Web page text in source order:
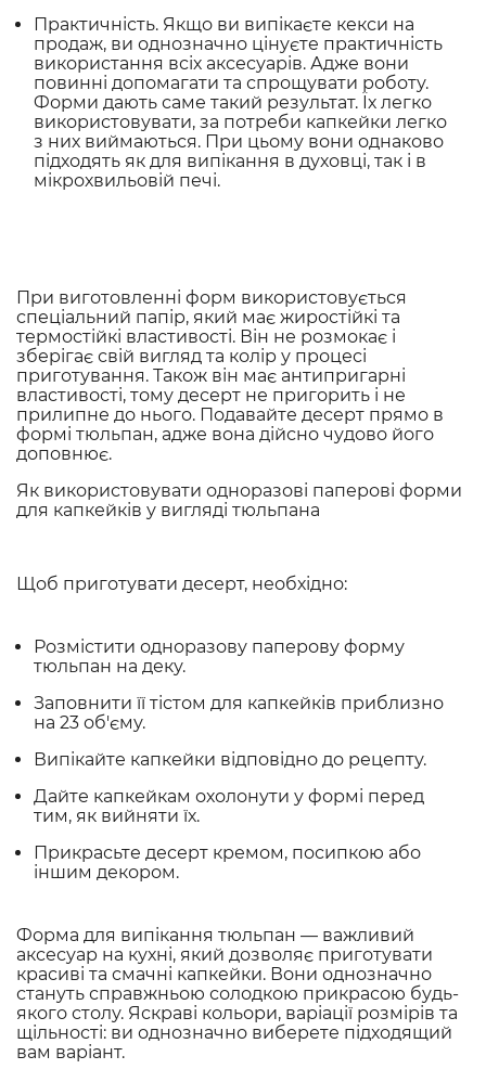
Практичність. Якщо ви випікаєте кекси на
продаж, ви однозначно цінуєте практичність
використання всіх аксесуарів. Адже вони
повинні допомагати та спрощувати роботу.
Форми дають саме такий результат. Їх легко
використовувати, за потреби капкейки легко
з них виймаються. При цьому вони однаково
підходять як для випікання в духовці, так і в
мікрохвильовій печі.
При виготовленні форм використовується
спеціальний папір, який має жиростійкі та
термостійкі властивості. Він не розмокає і
зберігає свій вигляд та колір у процесі
приготування. Також він має антипригарні
властивості, тому десерт не пригорить і не
прилипне до нього. Подавайте десерт прямо в
формі тюльпан, адже вона дійсно чудово його
доповнює.
Як використовувати одноразові паперові форми
для капкейків у вигляді тюльпана
Щоб приготувати десерт, необхідно:
Розмістити одноразову паперову форму
тюльпан на деку.
Заповнити її тістом для капкейків приблизно
на 23 об'єму.
Випікайте капкейки відповідно до рецепту.
Дайте капкейкам охолонути у формі перед
тим, як вийняти їх.
Прикрасьте десерт кремом, посипкою або
іншим декором.
Форма для випікання тюльпан — важливий
аксесуар на кухні, який дозволяє приготувати
красиві та смачні капкейки. Вони однозначно
стануть справжньою солодкою прикрасою будь-
якого столу. Яскраві кольори, варіації розмірів та
щільності: ви однозначно виберете підходящий
вам варіант.